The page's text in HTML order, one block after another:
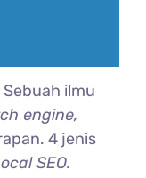
Sebuah ilmu
engine,
4 jenis
SEO.